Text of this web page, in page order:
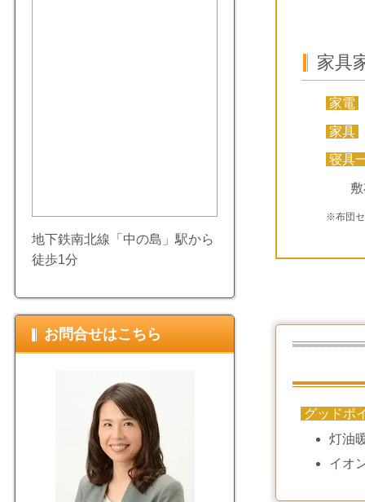
家具
家電
家具
寝具
※布団セ
グッドポ
灯油
イオ
地下鉄南北線「中の島」駅から
徒歩1分
お問合せはこちら